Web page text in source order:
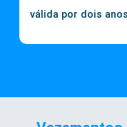
válida por dois